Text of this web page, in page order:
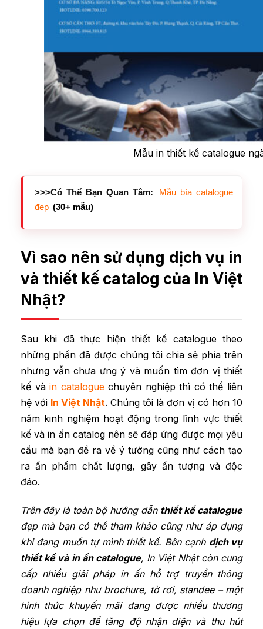
Mẫu in thiết kế catalogue
>>>Có Thể Bạn Quan Tâm:
Mẫu bìa catalogue
đẹp (30+ mẫu)
Vì sao nên sử dụng dịch vụ in
và thiết kế catalog của In Việt
Nhật?
Sau khi đã thực hiện thiết kế catalogue theo
những phần đã được chúng tôi chia sẻ phía trên
nhưng vẫn chưa ưng ý và muốn tìm đơn vị thiết
kế vàin cataloguechuyên nghiệp thì có thể liên
hệ với In Việt Nhật. Chúng tôi là đơn vị có hơn 10
năm kinh nghiệm hoạt động trong lĩnh vực thiết
kế và in ấn catalog nên sẽ đáp ứng được mọi yêu
cầu mà bạn đề ra về ý tưởng cũng như cách tạo
ra ấn phẩm chất lượng, gây ấn tượng và độc
đáo.
Trên đây là toàn bộ hướng dẫn thiết kế catalogue
đẹp mà bạn có thể tham khảo cũng như áp dụng
khi đang muốn tự mình thiết kế. Bên cạnh dịch vụ
thiết kế và in ấn catalogue, In Việt Nhật còn cung
cấp nhiều giải pháp in ấn hỗ trợ truyền thông
doanh nghiệp như brochure, tờ rơi, standee – một
hình thức khuyến mãi đang được nhiều thương
hiệu lựa chọn để tăng độ nhận diện và thu hút